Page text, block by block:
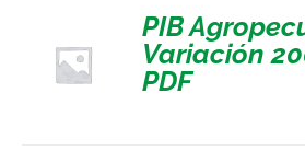
PIB
Variación
PDF